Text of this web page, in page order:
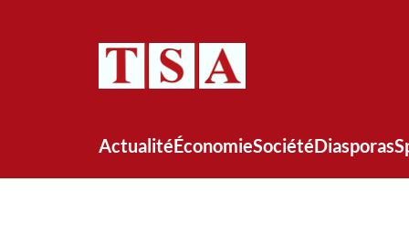
ActualitéÉconomieSociétéDiasporas